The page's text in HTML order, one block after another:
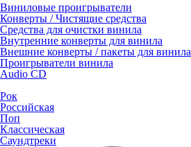
Виниловые проигрыватели
Конверты / Чистящие средства
Средства для очистки винила
Внутренние конверты для винила
Внешние конверты / пакеты для винила
Проигрыватели винила
Audio CD
Рок
Российская
Поп
Классическая
Саундтреки